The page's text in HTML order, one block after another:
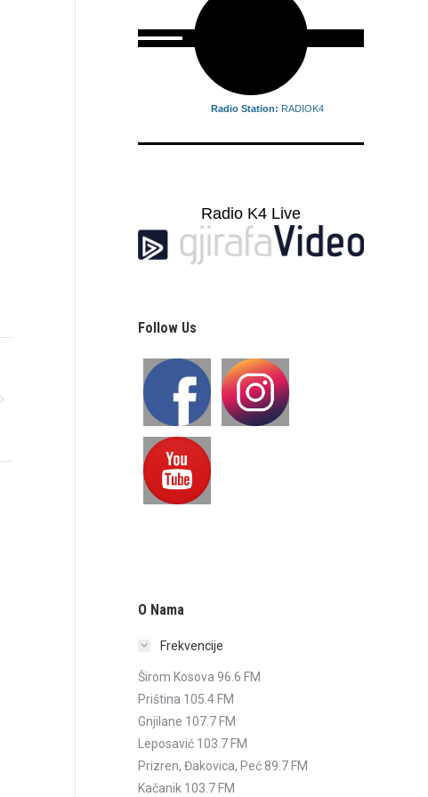
Radio Station: RADIOK4
Radio K4 Live
Follow Us
O Nama
Frekvencije
Širom Kosova 96.6 FM
Priština 105.4 FM
Gnjilane 107.7 FM
Leposavić 103.7 FM
Prizren, Đakovica, Peć 89.7 FM
Kačanik 103.7 FM